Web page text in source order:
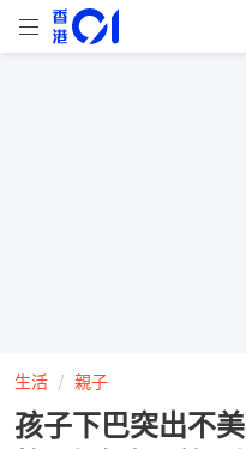
生活 親子
孩子下巴突出不